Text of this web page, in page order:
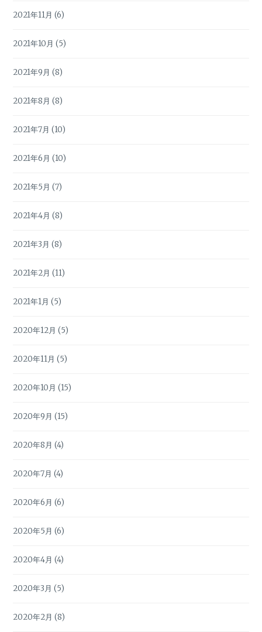
2021年11月 (6)
2021年10月 (5)
2021年9月 (8)
2021年8月 (8)
2021年7月 (10)
2021年6月 (10)
2021年5月 (7)
2021年4月 (8)
2021年3月 (8)
2021年2月 (11)
2021年1月 (5)
2020年12月 (5)
2020年11月 (5)
2020年10月 (15)
2020年9月 (15)
2020年8月 (4)
2020年7月 (4)
2020年6月 (6)
2020年5月 (6)
2020年4月 (4)
2020年3月 (5)
2020年2月 (8)